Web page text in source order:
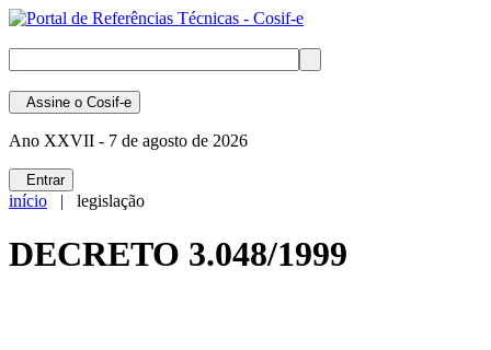
Assine o Cosif-e
Ano XXVII - 7 de agosto de 2026
Entrar
início | legislação
DECRETO 3.048/1999